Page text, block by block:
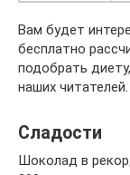
Вам будет
бесплатно
подобрать
наших читателей.
Сладости
Шоколад в